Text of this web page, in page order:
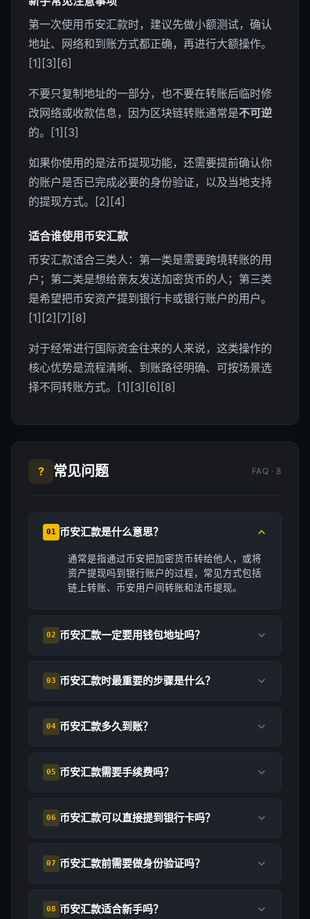
第一次使用币安汇款时，建议先做小额测试，确认
地址、网络和到账方式都正确，再进行大额操作。
[1][3][6]
不要只复制地址的一部分，也不要在转账后临时修
改网络或收款信息，因为区块链转账通常是不可逆
的。[1][3]
如果你使用的是法币提现功能，还需要提前确认你
的账户是否已完成必要的身份验证，以及当地支持
的提现方式。[2][4]
适合谁使用币安汇款
币安汇款适合三类人：第一类是需要跨境转账的用
户；第二类是想给亲友发送加密货币的人；第三类
是希望把币安资产提到银行卡或银行账户的用户。
[1][2][7][8]
对于经常进行国际资金往来的人来说，这类操作的
核心优势是流程清晰、到账路径明确、可按场景选
择不同转账方式。[1][3][6][8]
? 常见问题 FAQ · 8
01 币安汇款是什么意思？
通常是指通过币安把加密货币转给他人，或将
资产提现吗到银行账户的过程，常见方式包括
链上转账、币安用户间转账和法币提现。
02 币安汇款一定要用钱包地址吗？
03 币安汇款时最重要的步骤是什么？
04 币安汇款多久到账？
05 币安汇款需要手续费吗？
06 币安汇款可以直接提到银行卡吗？
07 币安汇款前需要做身份验证吗？
08 币安汇款适合新手吗？